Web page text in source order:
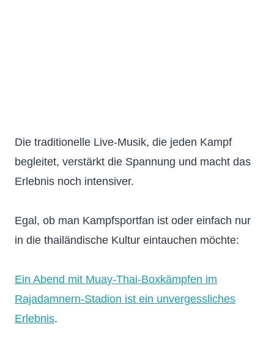
Die traditionelle Live-Musik, die jeden Kampf
begleitet, verstärkt die Spannung und macht das
Erlebnis noch intensiver.
Egal, ob man Kampfsportfan ist oder einfach nur
in die thailändische Kultur eintauchen möchte:
Ein Abend mit Muay-Thai-Boxkämpfen im
Rajadamnern-Stadion ist ein unvergessliches
Erlebnis.